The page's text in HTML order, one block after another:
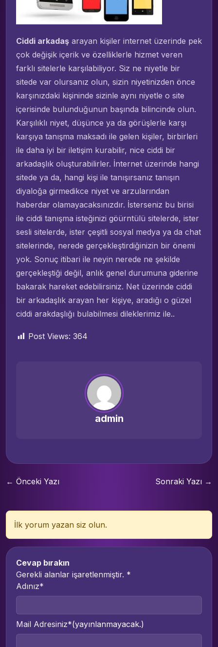
Ciddi arkadaş arayan kişiler internet üzerinde pek
çok değişik içerik ve özelliklerle hizmet veren
farklı sitelerle karşılabiliyor. Siz ne niyetle bir
sitede var olursanız olun, sizin niyetinizden önce
karşınızdaki kişininde sizinle aynı niyetle o site
içerisinde bulunduğunun başında bilincinde olun.
Karşılıklı niyet, düşünce ya da görüşlerle karşı
karşıya tanışma maksadı ile gelen kişiler, birbirleri
ile daha iyi bir iletişim kurabilir, nice ciddi bir
arkadaşlık oluşturabilirler. İnternet üzerinde hangi
sitede ya da, hangi kişi ile tanışırsanız tanışın
diyaloğa girmedikce niyet ve arzularından
haberdar olamayacaksınızdır. İsterseniz bu birisi
ile ciddi tanışma isteğinizi göürntülü sitelerde, ister
sesli sitelerde, ister çeşitli sosyal medya ya da chat
sitelerinde, nerede gerçekleştirdiğinizin bir önemi
yok. Sonuç itibari ile neyin nerede ne şekilde
gerçekleştiği değil, anlık genel durumuna giderine
bakarak hareket edebilirsiniz. Net üzerinde ciddi
bir arkadaşlık arayan her kişiye, aradığı o güzel
ciddi arakdaşlığı bulabilmesi dileklerimiz ile..
Post Views: 364
admin
← Önceki Yazı Sonraki Yazı →
İlk yorum yazan siz olun.
Cevap bırakın
Gerekli alanlar işaretlenmiştir. *
Adınız*
Mail Adresiniz*(yayınlanmayacak.)